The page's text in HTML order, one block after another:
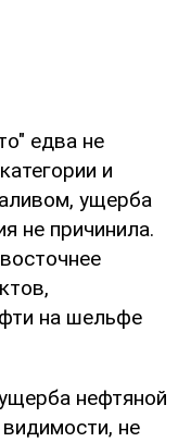
едва не
и
ущерба
не причинила.
на шельфе
нефтяной
не